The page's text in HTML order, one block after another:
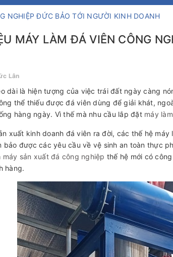
NGHIỆP ĐỨC BẢO TỚI NGƯỜI KINH DOANH
MÁY LÀM ĐÁ VIÊN CÔNG
Lân
dài là hiện tượng của việc trái đất ngày càng
thể thiếu được đá viên dùng để giải khát,
hàng ngày. Vì thế mà nhu cầu lắp đặt máy
xuất kinh doanh đá viên ra đời, các thế hệ
bảo được các yêu cầu về vệ sinh an toàn thực
máy sản xuất đá công nghiệp thế hệ mới có
hàng.